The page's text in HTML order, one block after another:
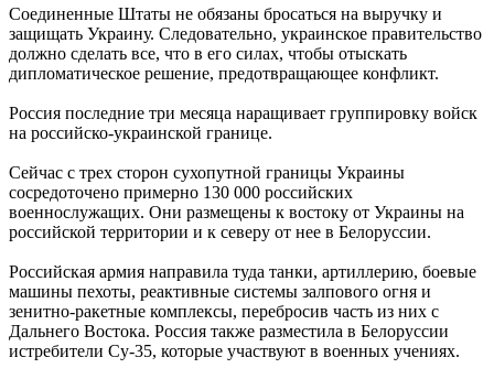
Соединенные Штаты не обязаны бросаться на выручку и
защищать Украину. Следовательно, украинское правительство
должно сделать все, что в его силах, чтобы отыскать
дипломатическое решение, предотвращающее конфликт.
Россия последние три месяца наращивает группировку войск
на российско-украинской границе.
Сейчас с трех сторон сухопутной границы Украины
сосредоточено примерно 130 000 российских
военнослужащих. Они размещены к востоку от Украины на
российской территории и к северу от нее в Белоруссии.
Российская армия направила туда танки, артиллерию, боевые
машины пехоты, реактивные системы залпового огня и
зенитно-ракетные комплексы, перебросив часть из них с
Дальнего Востока. Россия также разместила в Белоруссии
истребители Су-35, которые участвуют в военных учениях.